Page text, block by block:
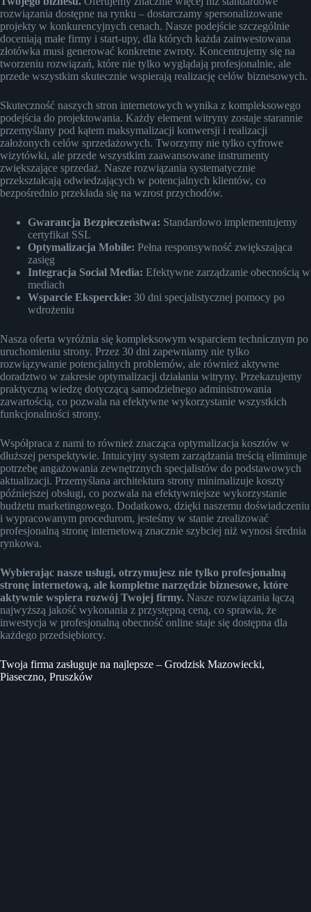
rozwiązania dostępne na rynku – dostarczamy spersonalizowane
projekty w konkurencyjnych cenach. Nasze podejście szczególnie
doceniają małe firmy i start-upy, dla których każda zainwestowana
złotówka musi generować konkretne zwroty. Koncentrujemy się na
tworzeniu rozwiązań, które nie tylko wyglądają profesjonalnie, ale
przede wszystkim skutecznie wspierają realizację celów biznesowych.
Skuteczność naszych stron internetowych wynika z kompleksowego
podejścia do projektowania. Każdy element witryny zostaje starannie
przemyślany pod kątem maksymalizacji konwersji i realizacji
założonych celów sprzedażowych. Tworzymy nie tylko cyfrowe
wizytówki, ale przede wszystkim zaawansowane instrumenty
zwiększające sprzedaż. Nasze rozwiązania systematycznie
przekształcają odwiedzających w potencjalnych klientów, co
bezpośrednio przekłada się na wzrost przychodów.
Gwarancja Bezpieczeństwa: Standardowo implementujemy
certyfikat SSL
Optymalizacja Mobile: Pełna responsywność zwiększająca
zasięg
Integracja Social Media: Efektywne zarządzanie obecnością w
mediach
Wsparcie Eksperckie: 30 dni specjalistycznej pomocy po
wdrożeniu
Nasza oferta wyróżnia się kompleksowym wsparciem technicznym po
uruchomieniu strony. Przez 30 dni zapewniamy nie tylko
rozwiązywanie potencjalnych problemów, ale również aktywne
doradztwo w zakresie optymalizacji działania witryny. Przekazujemy
praktyczną wiedzę dotyczącą samodzielnego administrowania
zawartością, co pozwala na efektywne wykorzystanie wszystkich
funkcjonalności strony.
Współpraca z nami to również znacząca optymalizacja kosztów w
dłuższej perspektywie. Intuicyjny system zarządzania treścią eliminuje
potrzebę angażowania zewnętrznych specjalistów do podstawowych
aktualizacji. Przemyślana architektura strony minimalizuje koszty
późniejszej obsługi, co pozwala na efektywniejsze wykorzystanie
budżetu marketingowego. Dodatkowo, dzięki naszemu doświadczeniu
i wypracowanym procedurom, jesteśmy w stanie zrealizować
profesjonalną stronę internetową znacznie szybciej niż wynosi średnia
rynkowa.
Wybierając nasze usługi, otrzymujesz nie tylko profesjonalną
stronę internetową, ale kompletne narzędzie biznesowe, które
aktywnie wspiera rozwój Twojej firmy. Nasze rozwiązania łączą
najwyższą jakość wykonania z przystępną ceną, co sprawia, że
inwestycja w profesjonalną obecność online staje się dostępna dla
każdego przedsiębiorcy.
Twoja firma zasługuje na najlepsze – Grodzisk Mazowiecki,
Piaseczno, Pruszków